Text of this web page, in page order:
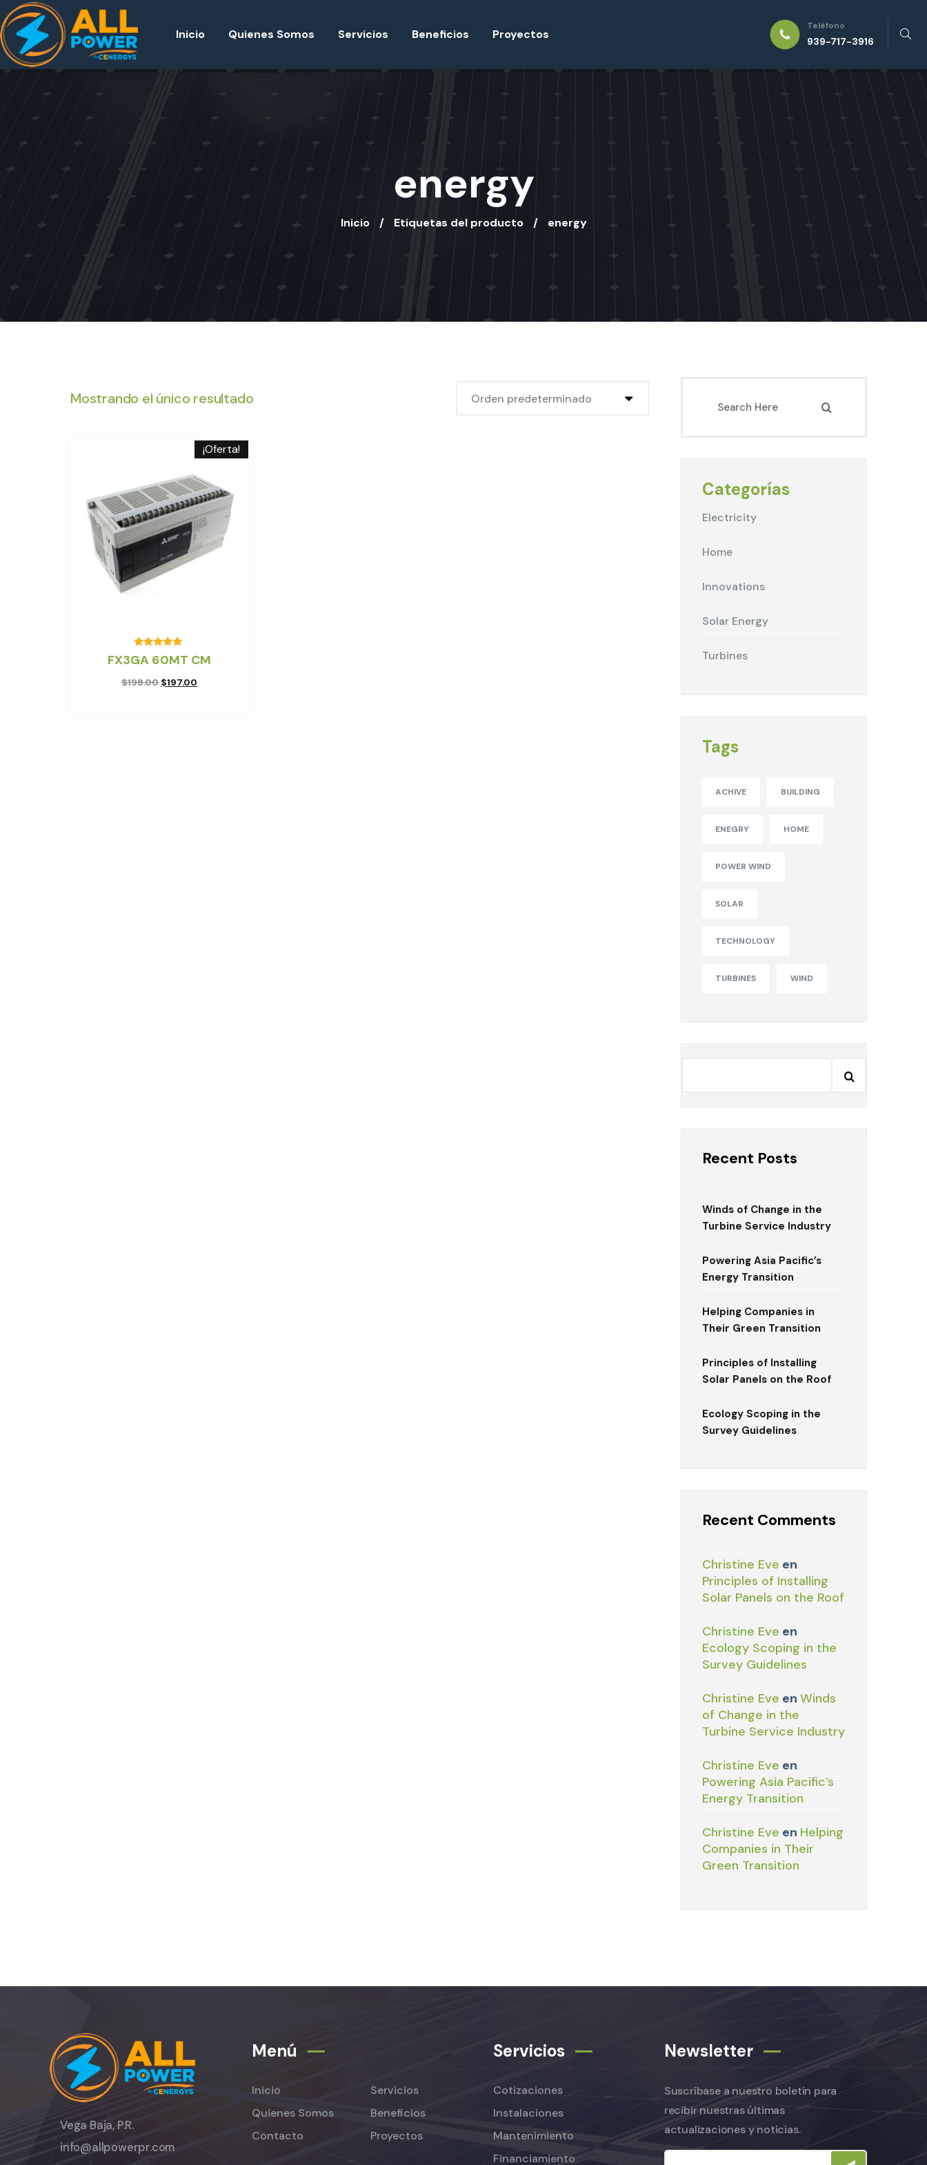
Inicio Quienes Somos Servicios Beneficios Proyectos
Teléfono
939-717-3916
energy
Inicio Etiquetas del producto energy
Mostrando el único resultado
¡Oferta!
Valorado
con
de 5
FX3GA 60MT CM
$198.00 $197.00
Categorías
Electricity
Home
Innovations
Solar Energy
Turbines
Tags
ACHIVE BUILDING
ENEGRY HOME
POWER WIND
SOLAR
TECHNOLOGY
TURBINES WIND
Recent Posts
Winds of Change in the
Turbine Service Industry
Powering Asia Pacific’s
Energy Transition
Helping Companies in
Their Green Transition
Principles of Installing
Solar Panels on the Roof
Ecology Scoping in the
Survey Guidelines
Recent Comments
Christine Eve en
Principles of Installing
Solar Panels on the Roof
Christine Eve en
Ecology Scoping in the
Survey Guidelines
Christine Eve en Winds
of Change in the
Turbine Service Industry
Christine Eve en
Powering Asia Pacific’s
Energy Transition
Christine Eve en Helping
Companies in Their
Green Transition
Vega Baja, P.R.
info@allpowerpr.com
Menú
Inicio
Quienes Somos
Contacto
Servicios
Beneficios
Proyectos
Servicios
Cotizaciones
Instalaciones
Mantenimiento
Financiamiento
Newsletter
Suscríbase a nuestro boletín para
recibir nuestras últimas
actualizaciones y noticias.